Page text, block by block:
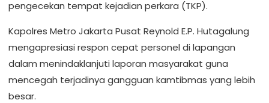
pengecekan tempat kejadian perkara (TKP).
Kapolres Metro Jakarta Pusat Reynold E.P. Hutagalung
mengapresiasi respon cepat personel di lapangan
dalam menindaklanjuti laporan masyarakat guna
mencegah terjadinya gangguan kamtibmas yang lebih
besar.